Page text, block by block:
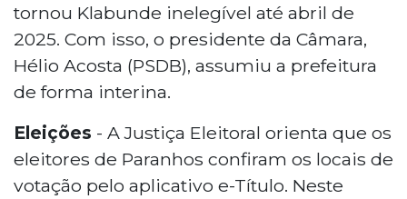
tornou Klabunde inelegível até abril de
2025. Com isso, o presidente da Câmara,
Hélio Acosta (PSDB), assumiu a prefeitura
de forma interina.
Eleições - A Justiça Eleitoral orienta que os
eleitores de Paranhos confiram os locais de
votação pelo aplicativo e-Título. Neste